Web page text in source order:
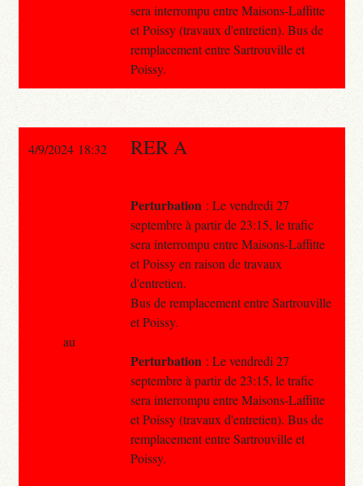
sera interrompu entre Maisons-Laffitte
et Poissy (travaux d'entretien). Bus de
remplacement entre Sartrouville et
Poissy.
4/9/2024 18:32 RER A
Perturbation : Le vendredi 27
septembre à partir de 23:15, le trafic
sera interrompu entre Maisons-Laffitte
et Poissy en raison de travaux
d'entretien.
Bus de remplacement entre Sartrouville
et Poissy.
Perturbation : Le vendredi 27
septembre à partir de 23:15, le trafic
sera interrompu entre Maisons-Laffitte
et Poissy (travaux d'entretien). Bus de
remplacement entre Sartrouville et
Poissy.
au